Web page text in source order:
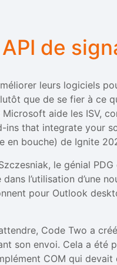
de
leurs logiciels
que de se fier à ce
aide les ISV,
ins that integrate your
en bouche) de Ignite
le génial
l’utilisation d’une
pour Outlook
Code Two a
son envoi. Cela a
COM qui